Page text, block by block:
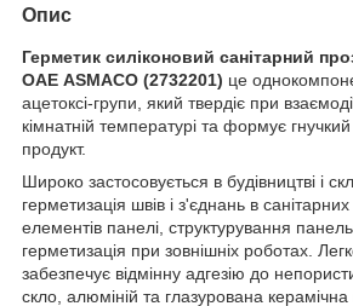
Опис
Герметик силіконовий санітарний
ОАЕ ASMACO (2732201) це
ацетоксі-групи, який твердіє при
кімнатній температурі та формує
продукт.
Широко застосовується в будівництві і
герметизація швів і з'єднань в
елементів панелі, структурування
герметизація при зовнішніх роботах.
забезпечує відмінну адгезію до
скло, алюміній та глазурована керамічна